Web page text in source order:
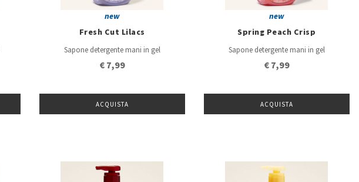
new
Fresh Cut Lilacs
Sapone detergente mani in gel
€ 7,99
ACQUISTA
new
Spring Peach Crisp
Sapone detergente mani in gel
€ 7,99
ACQUISTA